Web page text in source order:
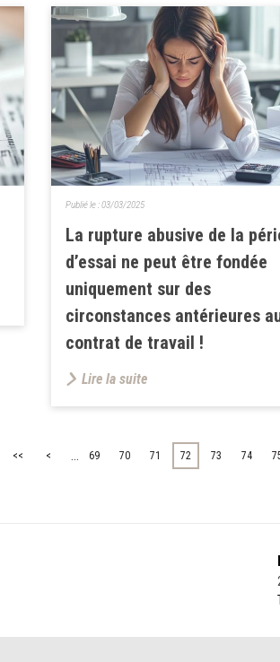
La rupture abusive de la
d’essai ne peut être fondée
uniquement sur des
circonstances antérieures
contrat de travail !
Publié le :03/03/2025
Lire la suite
<< < ... 69 70 71 72 73 74